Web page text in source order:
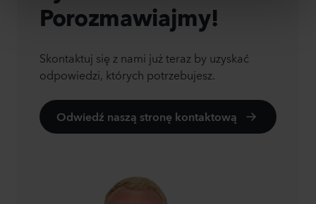
Porozmawiajmy!
Skontaktuj się z nami już teraz by uzyskać
odpowiedzi, których potrzebujesz.
Odwiedź naszą stronę kontaktową